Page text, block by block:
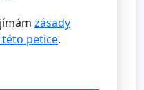
zásady
petice.